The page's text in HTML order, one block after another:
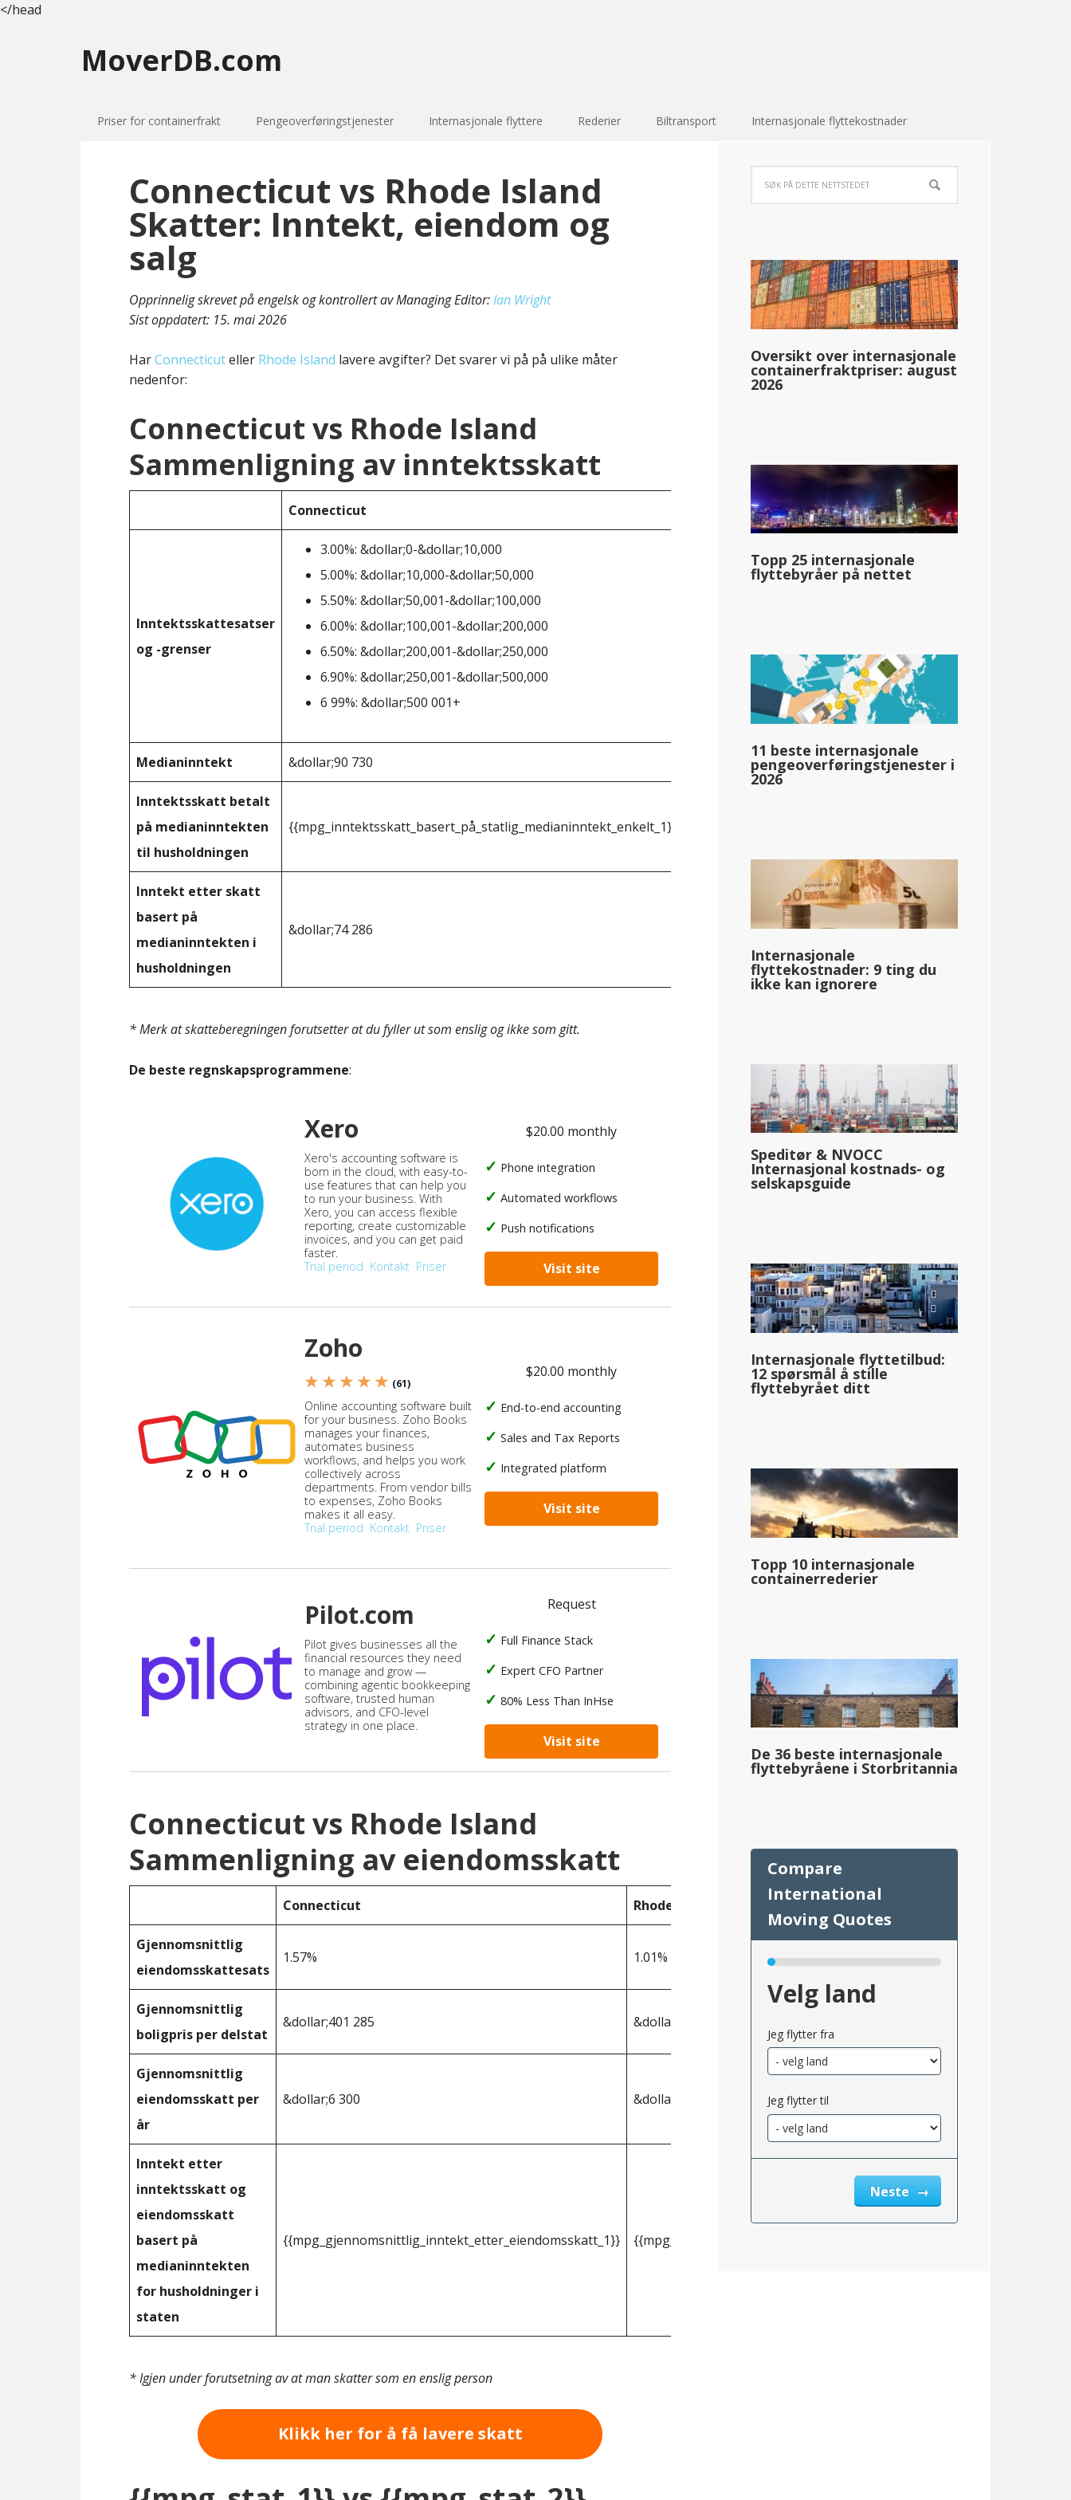
</head
MoverDB.com
Priser for containerfrakt Pengeoverføringstjenester Internasjonale flyttere Rederier Biltransport Internasjonale flyttekostnader
Connecticut vs Rhode Island
Skatter: Inntekt, eiendom og
salg
Opprinnelig skrevet på engelsk og kontrollert av Managing Editor:Ian Wright
Sist oppdatert: 15. mai 2026
HarConnecticuteller Rhode Island lavere avgifter? Det svarer vi på på ulike måter
nedenfor:
Connecticut vs Rhode Island
Sammenligning av inntektsskatt
Connecticut Rhode Island
Inntektsskattesatser
og -grenser
3.00%: &dollar;0-&dollar;10,000
5.00%: &dollar;10,000-&dollar;50,000
5.50%: &dollar;50,001-&dollar;100,000
6.00%: &dollar;100,001-&dollar;200,000
6.50%: &dollar;200,001-&dollar;250,000
6.90%: &dollar;250,001-&dollar;500,000
6 99%: &dollar;500 001+
5.99%: &dollar;155.051+ +.
Medianinntekt &dollar;90 730 &dollar;80 650
Inntektsskatt betalt
på medianinntekten
til husholdningen
{{mpg_inntektsskatt_basert_på_statlig_medianinntekt_enkelt_1}}
Inntekt etter skatt
basert på
medianinntekten i
husholdningen
&dollar;74 286 &dollar;67 627
* Merk at skatteberegningen forutsetter at du fyller ut som enslig og ikke som gitt.
De beste regnskapsprogrammene:
Xero
Xero's accounting software is
born in the cloud, with easy-to-
use features that can help you
to run your business. With
Xero, you can access flexible
reporting, create customizable
invoices, and you can get paid
faster.
Trial period Kontakt Priser
$20.00 monthly
Phone integration
Automated workflows
Push notifications
Visit site
Zoho
★ ★ ★ ★ ★ (61)
Online accounting software built
for your business. Zoho Books
manages your finances,
automates business
workflows, and helps you work
collectively across
departments. From vendor bills
to expenses, Zoho Books
makes it all easy.
Trial period Kontakt Priser
$20.00 monthly
End-to-end accounting
Sales and Tax Reports
Integrated platform
Visit site
Pilot.com
Pilot gives businesses all the
financial resources they need
to manage and grow —
combining agentic bookkeeping
software, trusted human
advisors, and CFO-level
strategy in one place.
Request
Full Finance Stack
Expert CFO Partner
80% Less Than InHse
Visit site
Connecticut vs Rhode Island
Sammenligning av eiendomsskatt
Connecticut Rhode Island
Gjennomsnittlig
eiendomsskattesats
1.57% 1.01%
Gjennomsnittlig
boligpris per delstat
&dollar;401 285 &dollar;442 945
Gjennomsnittlig
eiendomsskatt per
år
&dollar;6 300 &dollar;4 474
Inntekt etter
inntektsskatt og
eiendomsskatt
basert på
medianinntekten
for husholdninger i
staten
{{mpg_gjennomsnittlig_inntekt_etter_eiendomsskatt_1}} {{mpg_gjennomsnittlig_inntekt_etter_eiendomsskatt_2}}
* Igjen under forutsetning av at man skatter som en enslig person
Klikk her for å få lavere skatt
Oversikt over internasjonale
containerfraktpriser: august
2026
Topp 25 internasjonale
flyttebyråer på nettet
11 beste internasjonale
pengeoverføringstjenester i
2026
Internasjonale
flyttekostnader: 9 ting du
ikke kan ignorere
Speditør & NVOCC
Internasjonal kostnads- og
selskapsguide
Internasjonale flyttetilbud:
12 spørsmål å stille
flyttebyrået ditt
Topp 10 internasjonale
containerrederier
De 36 beste internasjonale
flyttebyråene i Storbritannia
Velg land
Jeg flytter fra
Jeg flytter til
Neste